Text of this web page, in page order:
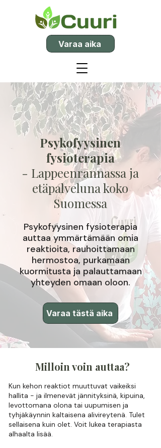
Varaa aika
Psykofyysinen
fysioterapia
- Lappeenrannassa ja
etäpalveluna koko
Suomessa
Psykofyysinen fysioterapia
auttaa ymmärtämään omia
reaktioita, rauhoittamaan
hermostoa, purkamaan
kuormitusta ja palauttamaan
yhteyden omaan oloon.
Varaa tästä aika
Milloin voin auttaa?
​Kun kehon reaktiot muuttuvat vaikeiksi
hallita - ja ilmenevät jännityksinä, kipuina,
levottomana olona tai uupumisen ja
tyhjäkäynnin kaltaisena alivireytenä. Tulet
sellaisena kuin olet. Voit lukea terapiasta
alhaalta lisää.